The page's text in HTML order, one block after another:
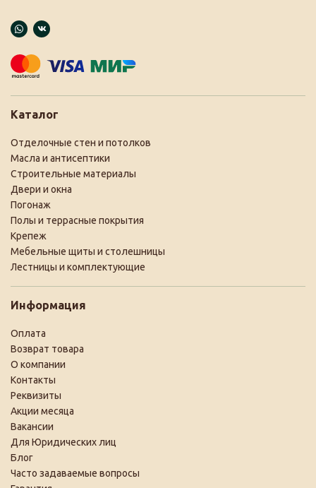
Каталог
Отделочные стен и потолков
Масла и антисептики
Строительные материалы
Двери и окна
Погонаж
Полы и террасные покрытия
Крепеж
Мебельные щиты и столешницы
Лестницы и комплектующие
Информация
Оплата
Возврат товара
О компании
Контакты
Реквизиты
Акции месяца
Вакансии
Для Юридических лиц
Блог
Часто задаваемые вопросы